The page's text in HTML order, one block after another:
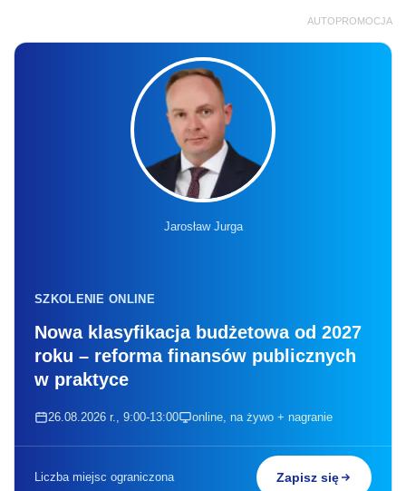
AUTOPROMOCJA
Jarosław Jurga
SZKOLENIE ONLINE
Nowa klasyfikacja budżetowa od 2027
roku – reforma finansów publicznych
w praktyce
26.08.2026 r., 9:00-13:00 online, na żywo + nagranie
Liczba miejsc ograniczona Zapisz się